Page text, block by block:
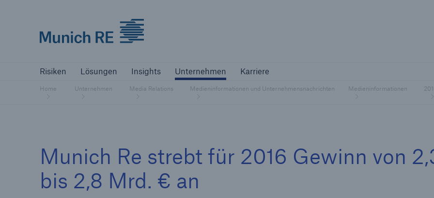
Risiken Lösungen Insights Unternehmen Karriere
Home Unternehmen Media Relations Medieninformationen und Unternehmensnachrichten Medieninformationen
Munich Re strebt für 2016 Gewinn von
bis 2,8 Mrd. € an
Bewältigen Sie Ihre Risiken mit unseren
Maßgeschneiderte Lösungen für Ihre
Versicherer
Unsere Lösungen für Versicherer